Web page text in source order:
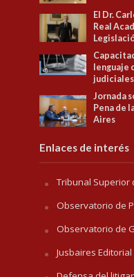
El Dr.
Real
lenguaje
Jornada
Pena de
Aires
Enlaces de interés
Tribunal Superior
Observatorio de
Observatorio de
Jusbaires Editorial